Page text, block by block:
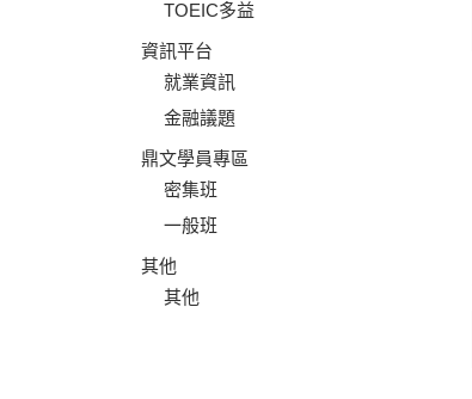
TOEIC多益
資訊平台
就業資訊
金融議題
鼎文學員專區
密集班
一般班
其他
其他